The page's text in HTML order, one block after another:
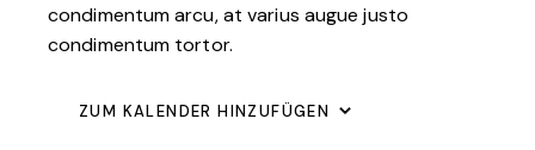
condimentum arcu, at varius augue justo
condimentum tortor.
ZUM KALENDER HINZUFÜGEN